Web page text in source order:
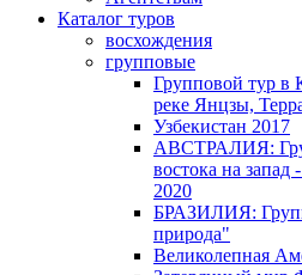
Каталог туров
восхождения
групповые
Групповой тур в
реке Янцзы,
Узбекистан 2017
АВСТРАЛИЯ:
востока на запад
2020
БРАЗИЛИЯ:
природа"
Великолепная